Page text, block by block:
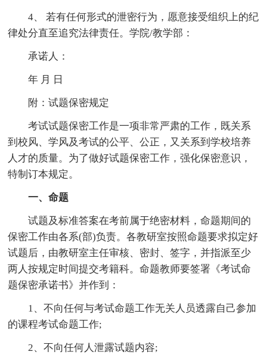
4、 若有任何形式的泄密行为，愿意接受组织上的纪
律处分直至追究法律责任。学院/教学部：
承诺人：
年 月 日
附：试题保密规定
考试试题保密工作是一项非常严肃的工作，既关系
到校风、学风及考试的公平、公正，又关系到学校培养
人才的质量。为了做好试题保密工作，强化保密意识，
特制订本规定。
一、命题
试题及标准答案在考前属于绝密材料，命题期间的
保密工作由各系(部)负责。各教研室按照命题要求拟定好
试题后，由教研室主任审核、密封、签字，并指派至少
两人按规定时间提交考籍科。命题教师要签署《考试命
题保密承诺书》并作到：
1、不向任何与考试命题工作无关人员透露自己参加
的课程考试命题工作;
2、不向任何人泄露试题内容;